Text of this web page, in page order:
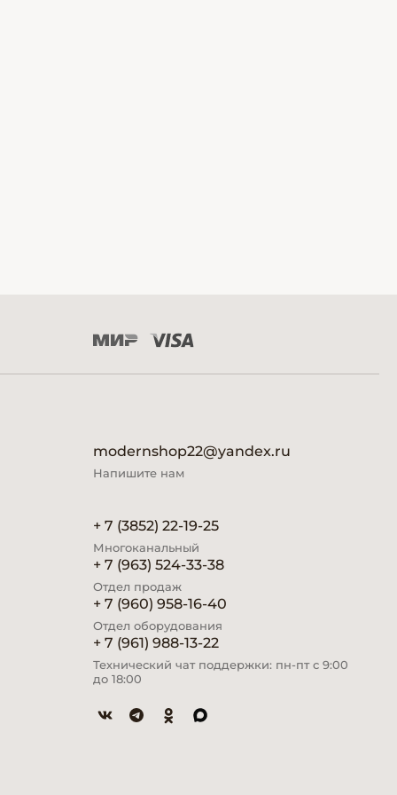
modernshop22@yandex.ru
Напишите нам
+ 7 (3852) 22-19-25
Многоканальный
+ 7 (963) 524-33-38
Отдел продаж
+ 7 (960) 958-16-40
Отдел оборудования
+ 7 (961) 988-13-22
Технический чат поддержки: пн-пт с 9:00
до 18:00